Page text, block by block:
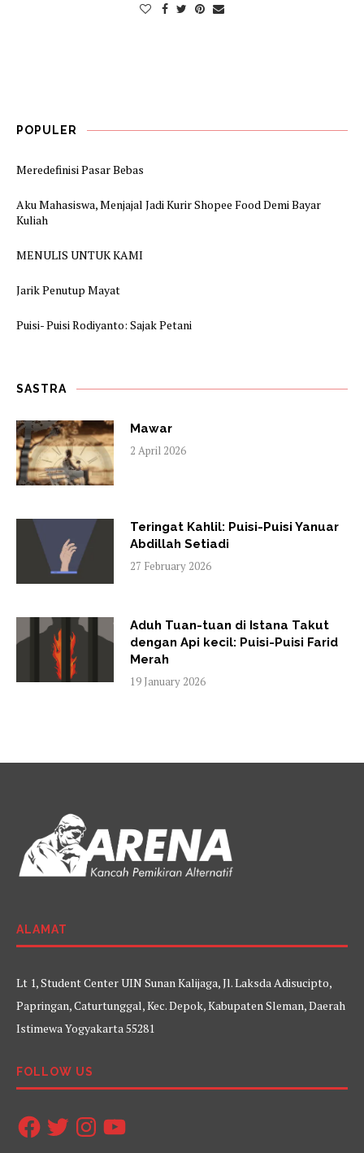
POPULER
Meredefinisi Pasar Bebas
Aku Mahasiswa, Menjajal Jadi Kurir Shopee Food Demi Bayar
Kuliah
MENULIS UNTUK KAMI
Jarik Penutup Mayat
Puisi- Puisi Rodiyanto: Sajak Petani
SASTRA
Mawar
2 April 2026
Teringat Kahlil: Puisi-Puisi Yanuar
Abdillah Setiadi
27 February 2026
Aduh Tuan-tuan di Istana Takut
dengan Api kecil: Puisi-Puisi Farid
Merah
19 January 2026
ALAMAT
Lt 1, Student Center UIN Sunan Kalijaga, Jl. Laksda Adisucipto,
Papringan, Caturtunggal, Kec. Depok, Kabupaten Sleman, Daerah
Istimewa Yogyakarta 55281
FOLLOW US
FacebookTwitterInstagram
YouTube